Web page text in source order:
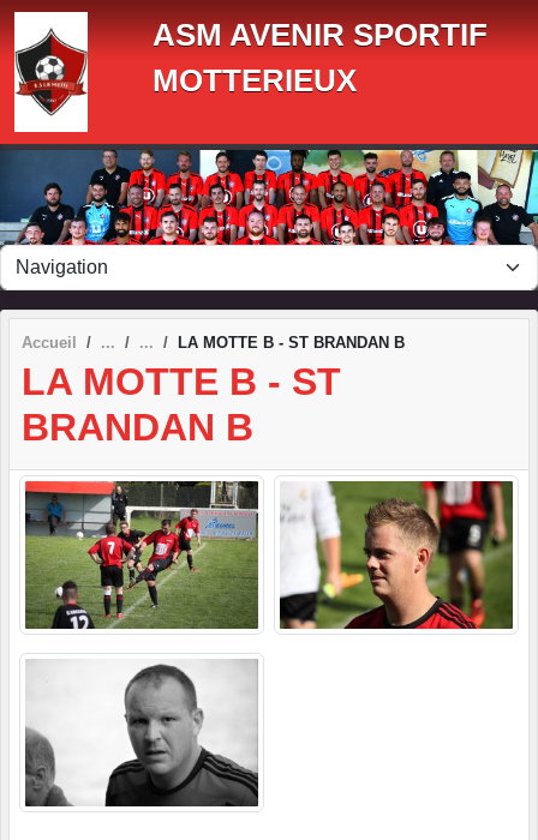
ASM AVENIR SPORTIF
MOTTERIEUX
Accueil LA MOTTE B - ST BRANDAN B
LA MOTTE B - ST
BRANDAN B
Panneau de gestion des cookies